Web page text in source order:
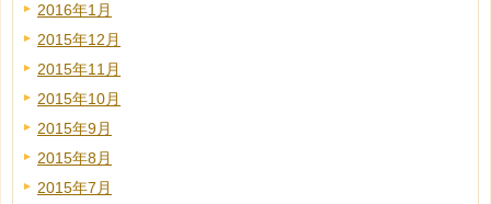
2016年1月
2015年12月
2015年11月
2015年10月
2015年9月
2015年8月
2015年7月